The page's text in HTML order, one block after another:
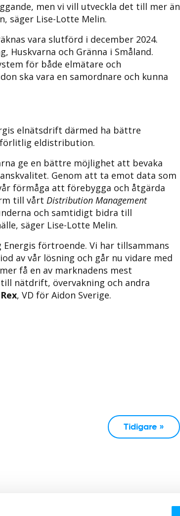
men vi vill utveckla det till mer än
säger Lise-Lotte Melin.
vara slutförd i december 2024.
Huskvarna och Gränna i Småland.
för både elmätare och
ska vara en samordnare och kunna
elnätsdrift därmed ha bättre
eldistribution.
ge en bättre möjlighet att bevaka
Genom att ta emot data som
förmåga att förebygga och åtgärda
till vårt Distribution Management
och samtidigt bidra till
säger Lise-Lotte Melin.
förtroende. Vi har tillsammans
av vår lösning och går nu vidare med
få en av marknadens mest
nätdrift, övervakning och andra
, VD för Aidon Sverige.
Tidigare »